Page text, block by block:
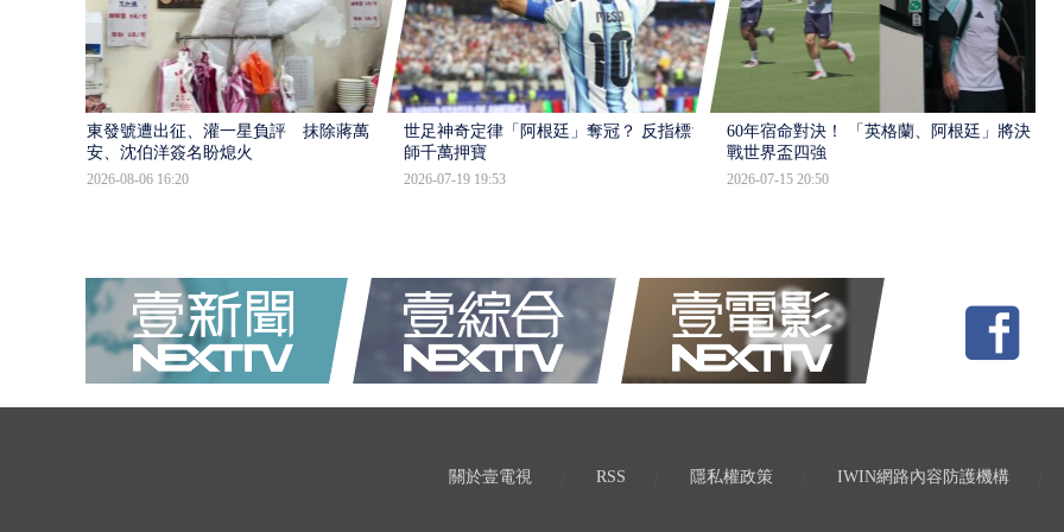
東發號遭出征、灌一星負評 抹除蔣萬
安、沈伯洋簽名盼熄火
2026-08-06 16:20
世足神奇定律「阿根廷」奪冠？ 反指標大
師千萬押寶
2026-07-19 19:53
60年宿命對決！ 「英格蘭、阿根廷」將決
戰世界盃四強
2026-07-15 20:50
關於壹電視 RSS 隱私權政策 IWIN網路內容防護機構